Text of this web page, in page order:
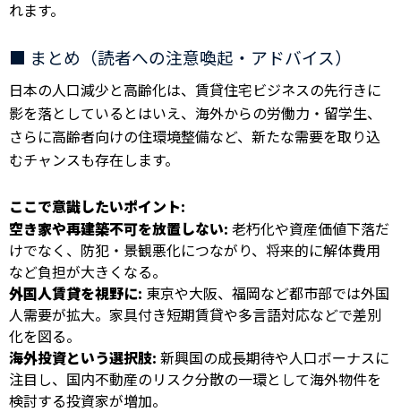
れます。
■ まとめ（読者への注意喚起・アドバイス）
日本の人口減少と高齢化は、賃貸住宅ビジネスの先行きに
影を落としているとはいえ、海外からの労働力・留学生、
さらに高齢者向けの住環境整備など、新たな需要を取り込
むチャンスも存在します。
ここで意識したいポイント:
空き家や再建築不可を放置しない: 老朽化や資産価値下落だ
けでなく、防犯・景観悪化につながり、将来的に解体費用
など負担が大きくなる。
外国人賃貸を視野に: 東京や大阪、福岡など都市部では外国
人需要が拡大。家具付き短期賃貸や多言語対応などで差別
化を図る。
海外投資という選択肢: 新興国の成長期待や人口ボーナスに
注目し、国内不動産のリスク分散の一環として海外物件を
検討する投資家が増加。